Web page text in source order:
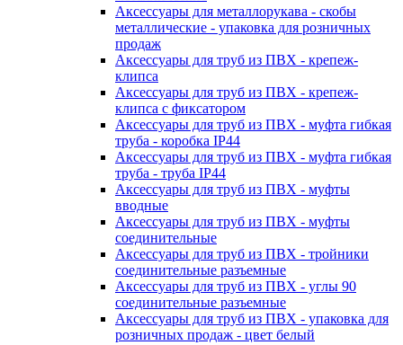
Аксессуары для металлорукава - скобы
металлические - упаковка для розничных
продаж
Аксессуары для труб из ПВХ - крепеж-
клипса
Аксессуары для труб из ПВХ - крепеж-
клипса с фиксатором
Аксессуары для труб из ПВХ - муфта гибкая
труба - коробка IP44
Аксессуары для труб из ПВХ - муфта гибкая
труба - труба IP44
Аксессуары для труб из ПВХ - муфты
вводные
Аксессуары для труб из ПВХ - муфты
соединительные
Аксессуары для труб из ПВХ - тройники
соединительные разъемные
Аксессуары для труб из ПВХ - углы 90
соединительные разъемные
Аксессуары для труб из ПВХ - упаковка для
розничных продаж - цвет белый